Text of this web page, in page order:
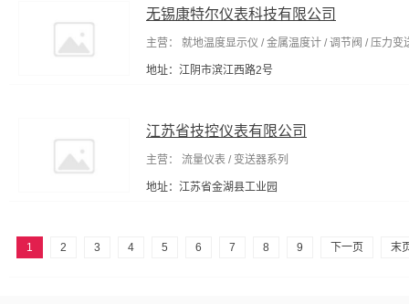
无锡康特尔仪表科技有限公司
主营： 就地温度显示仪 / 金属温度计 / 调节阀 / 压力
地址：江阴市滨江西路2号
江苏省技控仪表有限公司
主营： 流量仪表 / 变送器系列
地址：江苏省金湖县工业园
1 2 3 4 5 6 7 8 9 下一页 末